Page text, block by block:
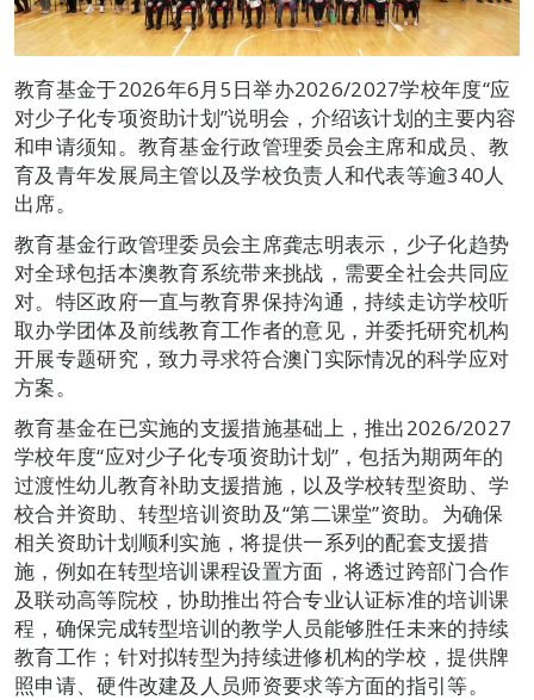
教育基金于2026年6月5日举办2026/2027学校年度“应
对少子化专项资助计划”说明会，介绍该计划的主要内容
和申请须知。教育基金行政管理委员会主席和成员、教
育及青年发展局主管以及学校负责人和代表等逾340人
出席。
教育基金行政管理委员会主席龚志明表示，少子化趋势
对全球包括本澳教育系统带来挑战，需要全社会共同应
对。特区政府一直与教育界保持沟通，持续走访学校听
取办学团体及前线教育工作者的意见，并委托研究机构
开展专题研究，致力寻求符合澳门实际情况的科学应对
方案。
教育基金在已实施的支援措施基础上，推出2026/2027
学校年度“应对少子化专项资助计划”，包括为期两年的
过渡性幼儿教育补助支援措施，以及学校转型资助、学
校合并资助、转型培训资助及“第二课堂”资助。为确保
相关资助计划顺利实施，将提供一系列的配套支援措
施，例如在转型培训课程设置方面，将透过跨部门合作
及联动高等院校，协助推出符合专业认证标准的培训课
程，确保完成转型培训的教学人员能够胜任未来的持续
教育工作；针对拟转型为持续进修机构的学校，提供牌
照申请、硬件改建及人员师资要求等方面的指引等。